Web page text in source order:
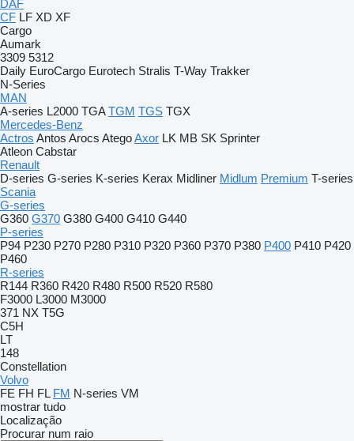
DAF
CF LF XD XF
Cargo
Aumark
3309 5312
Daily EuroCargo Eurotech Stralis T-Way Trakker
N-Series
MAN
A-series L2000 TGA TGM TGS TGX
Mercedes-Benz
Actros Antos Arocs AtegoAxor LK MB SK Sprinter
Atleon Cabstar
Renault
D-series G-series K-series Kerax Midliner Midlum Premium T-series
Scania
G-series
G360 G370 G380 G400 G410 G440
P-series
P94 P230 P270 P280 P310 P320 P360 P370 P380 P400 P410 P420
P460
R-series
R144 R360 R420 R480 R500 R520 R580
F3000 L3000 M3000
371 NX T5G
C5H
LT
148
Constellation
Volvo
FE FH FL FM N-series VM
mostrar tudo
Localização
Procurar num raio